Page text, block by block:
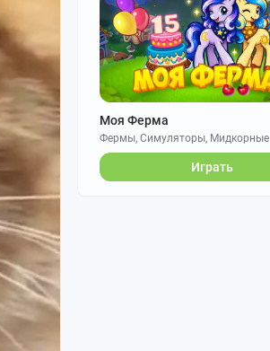
Моя Ферма
Фермы, Симуляторы, Мидкорные
Играть